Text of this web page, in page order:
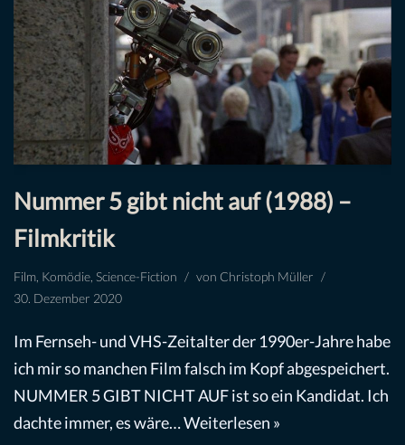
Nummer 5 gibt nicht auf (1988) –
Filmkritik
Film Komödie Science-Fiction von Christoph Müller
30. Dezember 2020
Im Fernseh- und VHS-Zeitalter der 1990er-Jahre habe
ich mir so manchen Film falsch im Kopf abgespeichert.
NUMMER 5 GIBT NICHT AUF ist so ein Kandidat. Ich
dachte immer, es wäre…Weiterlesen »